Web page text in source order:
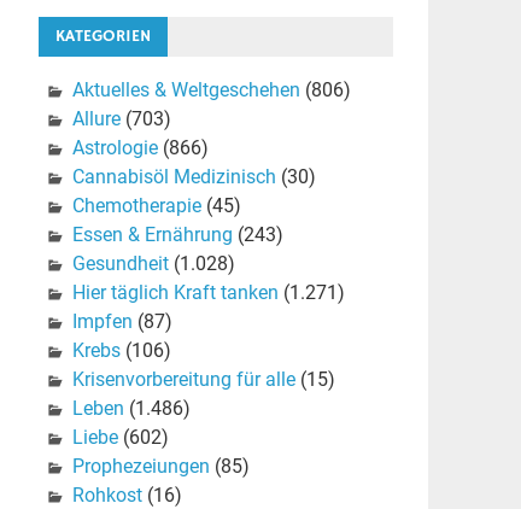
KATEGORIEN
Aktuelles & Weltgeschehen (806)
Allure(703)
Astrologie(866)
Cannabisöl Medizinisch (30)
Chemotherapie(45)
Essen & Ernährung (243)
Gesundheit(1.028)
Hier täglich Kraft tanken (1.271)
Impfen (87)
Krebs(106)
Krisenvorbereitung für alle(15)
Leben (1.486)
Liebe(602)
Prophezeiungen (85)
Rohkost(16)